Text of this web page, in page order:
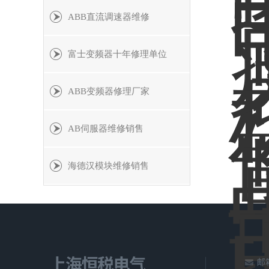
ABB直流调速器维修
富士变频器十年修理单位
ABB变频器修理厂家
AB伺服器维修销售
海德汉模块维修销售
邮